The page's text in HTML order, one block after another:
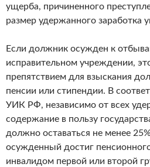
ущерба, причиненного
размер удержанного заработка
Если должник осужден к
исправительном учреждении,
препятствием для взыскания
пенсии или стипендии. В
УИК РФ, независимо от всех
содержание в пользу
должно оставаться не менее
осужденный достиг пенсионного
инвалидом первой или второй